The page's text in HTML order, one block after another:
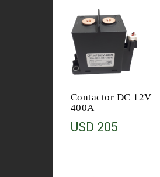
Contactor DC 12V
400A
USD 205